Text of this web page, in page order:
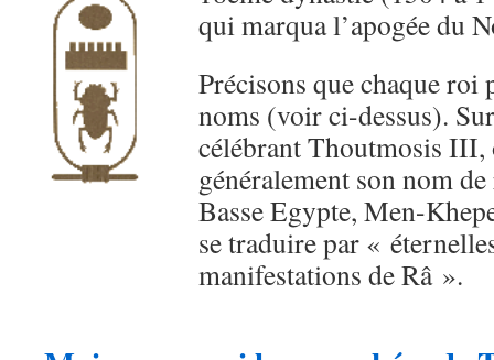
qui marqua l’apogée du
Précisons que chaque roi
noms (voir ci-dessus).
célébrant Thoutmosis III,
généralement son nom
Basse Egypte, Men-
se traduire par «
manifestations de Râ ».